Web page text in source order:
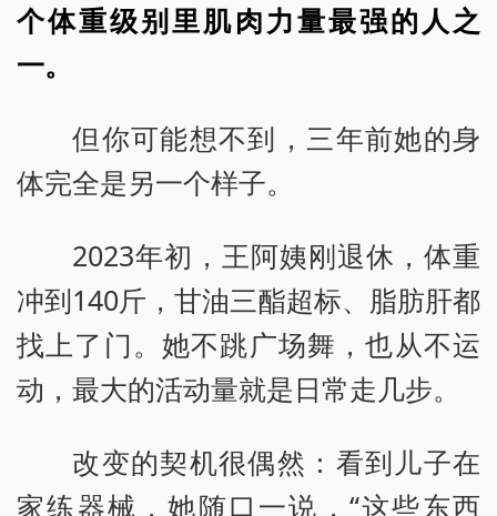
个体重级别里肌肉力量最强的人之
一。
但你可能想不到，三年前她的身
体完全是另一个样子。
2023年初，王阿姨刚退休，体重
冲到140斤，甘油三酯超标、脂肪肝都
找上了门。她不跳广场舞，也从不运
动，最大的活动量就是日常走几步。
改变的契机很偶然：看到儿子在
家练器械，她随口一说，“这些东西